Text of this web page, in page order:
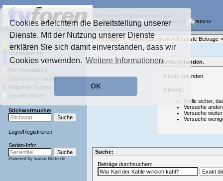
Cookies erleichtern die Bereitstellung unserer
Dienste. Mit der Nutzung unserer Dienste
erklären Sie sich damit einverstanden, dass wir
Cookies verwenden. Weitere Informationen
OK
Die Fernseh-Diskussionsforen von
Startseite
Aktuelles Forum
Nostalgieecke
Film-Forum
Der Werbeblock
Zeichentrick-Forum
Ratgeber Technik
Sendeschluss!
Stichwortsuche:
Login/Registrieren
Serien-Info:
Powered by wunschliste.de
Forenliste • Themenübersicht • Neueste Beiträge •
Nichts gefunden.
Nichts gefunden.
Hinweis:
Stelle sicher,
Versuche
Versuche
Versuche
Suche:
Beiträge durchsuchen: